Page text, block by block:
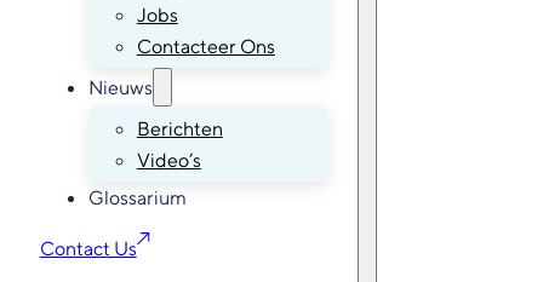
Jobs
Contacteer Ons
Nieuws
Berichten
Video’s
Glossarium
Contact Us